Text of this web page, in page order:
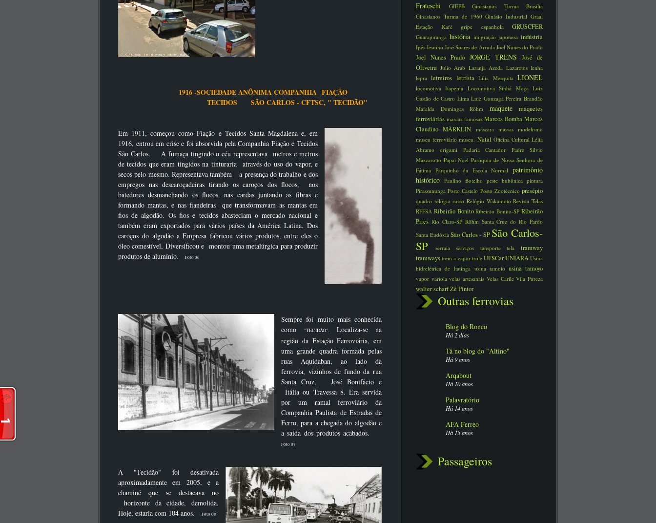
1916 -SOCIEDADE ANÔNIMA COMPANHIA FIAÇÃO
TECIDOS
SÃO CARLOS - CFTSC, " TECIDÃO"
Em 1911, começou como Fiação e Tecidos Santa Magdalena e, em
1916, entrou em crise e foi absorvida pela Companhia Fiação e Tecidos
São Carlos. A fumaça tingindo o céu representavametros e metros
de tecidos que eram tingidos na tinturaria através do uso do vapor, e
secos pelo mesmo. Representava também a presença do trabalho e dos
empregos nas descaroçadeiras tirando os caroços dos flocos, nos
batedores desmanchando os flocos, nas cardas juntando as fibras e
formando mantas, e nas fiandeiras que transformavam as mantas em
fios de algodão. Os fios e tecidos abasteciam o mercado nacional e
também eram exportados para vários países da América Latina. Dos
caroços do algodão a Empresa fabricou vários produtos, entre eles o
óleo comestível, Diversificou e montou uma metalúrgica para produzir
produtos de alumínio.
Foto 06
Sempre foi muito mais conhecida
como
"TECIDÃO".
Localiza-se na
região da Estação Ferroviária, em
uma grande quadra formada pelas
ruas Aquidaban, ao lado da
ferrovia, vizinhos de fundo da rua
Santa Cruz, José Bonifácio e
Itália ou Travessa 8. Era servida
por um ramal ferroviário da
Companhia Paulista de Estradas de
Ferro, para a chegada do algodão e
a saída dos produtos acabados.
Foto 07
A "Tecidão" foi desativada
aproximadamente em 2005, e a
chaminé que se destacava no
horizonte da cidade, demolida.
Hoje, estaria com 104 anos.
Foto 08
Frateschi GIEPB Ginasianos Turma Brasília
Ginasianos Turma de 1960Ginásio IndustrialGraal
Estação Kafé gripe espanhola GRUSCFER
Guarapiranga história imigração japonesa indústria
IpêsJesuíno José Soares de Arruda Joel Nunes do Prado
Joel Nunes Prado JORGE TRENS José de
Oliveira Julio Arab Laranja Azeda Lazaretos lenha
lepraletreiros letristaLilia MesquitaLIONEL
locomotiva Itapema Locomotiva Sinhá MoçaLuiz
Gastão de Castro LimaLuiz Gonzaga Pereira Brandão
Mafalda Domingas Röhm maquete maquetes
ferroviárias marcas famosas Marcos Bomba Marcos
ClaudinoMÄRKLIN máscara massas modelismo
museu ferroviáriomuseu. Natal Oficina Cultural Lélia
Abramoorigami Padaria Cantador Padre Silvio
Mazzarotto Papai NoelParóquia de Nossa Senhora de
Fátima Parquinho da Escola Normalpatrimônio
histórico Paulino Botelho peste bubônica pintura
PirassunungaPosto Castelo Posto Zootécnicopresépio
quadro relógio russoRelógio WakamotoRevista Telas
RFFSA Ribeirão BonitoRibeirão Bonito-SPRibeirão
Pires Rio Claro-SP Röhm Santa Cruz do Rio Pardo
Santa EudóxiaSão Carlos - SP São Carlos-
SP
serraiaserviços tansportetelatramway
tramways trem a vapor trole UFSCarUNIARA Usina
hidrelétrica de Itatinga usina tamoio usina tamoyo
vapor varíolavelas artesanais Velas CarileVila Pureza
walter scharfZé Pintor
Outras ferrovias
Blog do Ronco
Há 2 dias
Tá no blog do "Altino"
Há 9 anos
Arqabout
Há 10 anos
Palavratório
Há 14 anos
AFA Ferreo
Há 15 anos
Passageiros